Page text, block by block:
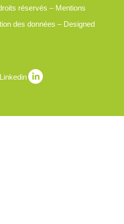
réservés – Mentions
des données – Designed